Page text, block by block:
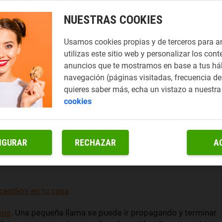
desde la cocina. Te acercas y resulta que
ningún fuego
. Miras y miras, nada, ha debido ser un error.
te explicamos qué hacer si hay una falsa alarma de
en tu casa
. Una pequeña llama se puede ir propagando y terminar
NUESTRAS COOKIES
Usamos cookies propias y de terceros para
utilizas este sitio web y personalizar los
anuncios que te mostramos en base a tus
navegación (páginas visitadas, frecuencia
quieres saber más, echa un vistazo a
cookies
RECHAZAR